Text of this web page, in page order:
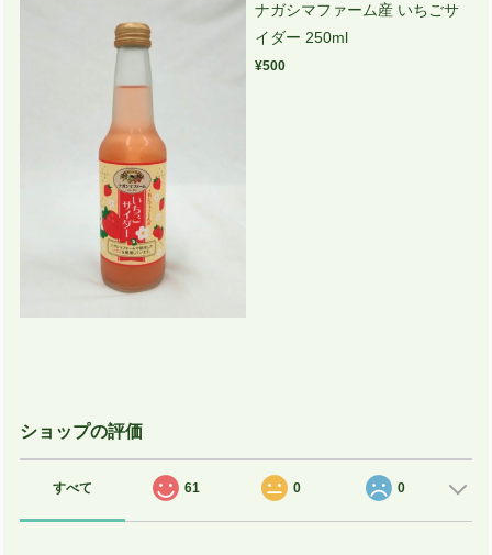
ナガシマファーム産 いちごサ
イダー 250ml
¥500
ショップの評価
すべて 61 0 0